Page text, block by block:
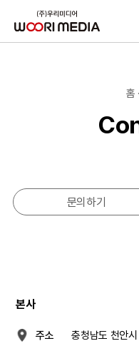
홈
문의하기
본사
주소 충청남도 천안